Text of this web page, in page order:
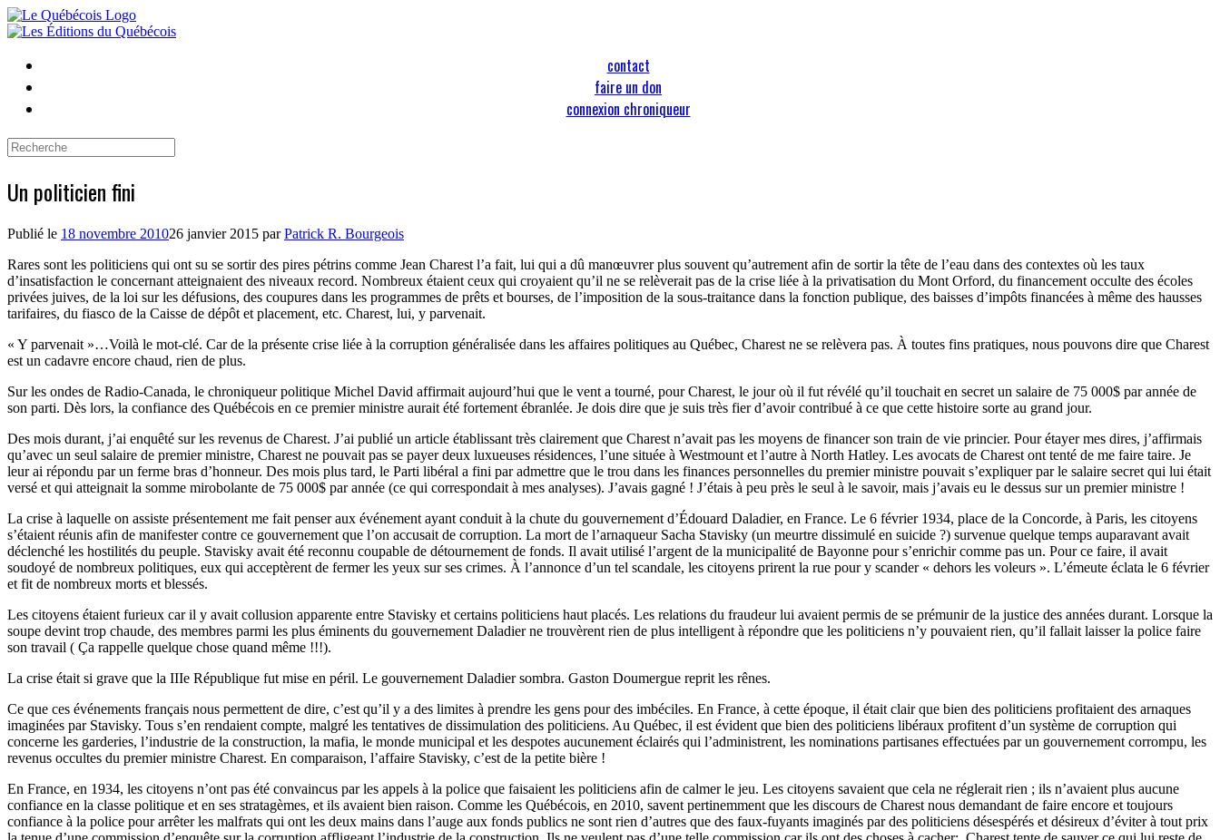
Skip
to
contact
faire un don
connexion chroniqueur
Search
Un politicien fini
Publié le 18 novembre 201026 janvier 2015 parPatrick R. Bourgeois
Rares sont les politiciens qui ont su se sortir des pires pétrins comme Jean Charest l’a fait, lui qui a dû manœuvrer plus souvent qu’autrement afin de sortir la tête de l’eau dans des contextes où les taux
d’insatisfaction le concernant atteignaient des niveaux record. Nombreux étaient ceux qui croyaient qu’il ne se relèverait pas de la crise liée à la privatisation du Mont Orford, du financement occulte des écoles
privées juives, de la loi sur les défusions, des coupures dans les programmes de prêts et bourses, de l’imposition de la sous-traitance dans la fonction publique, des baisses d’impôts financées à même des hausses
tarifaires, du fiasco de la Caisse de dépôt et placement, etc. Charest, lui, y parvenait.
« Y parvenait »…Voilà le mot-clé. Car de la présente crise liée à la corruption généralisée dans les affaires politiques au Québec, Charest ne se relèvera pas. À toutes fins pratiques, nous pouvons dire que Charest
est un cadavre encore chaud, rien de plus.
Sur les ondes de Radio-Canada, le chroniqueur politique Michel David affirmait aujourd’hui que le vent a tourné, pour Charest, le jour où il fut révélé qu’il touchait en secret un salaire de 75 000$ par année de
son parti. Dès lors, la confiance des Québécois en ce premier ministre aurait été fortement ébranlée. Je dois dire que je suis très fier d’avoir contribué à ce que cette histoire sorte au grand jour.
Des mois durant, j’ai enquêté sur les revenus de Charest. J’ai publié un article établissant très clairement que Charest n’avait pas les moyens de financer son train de vie princier. Pour étayer mes dires, j’affirmais
qu’avec un seul salaire de premier ministre, Charest ne pouvait pas se payer deux luxueuses résidences, l’une située à Westmount et l’autre à North Hatley. Les avocats de Charest ont tenté de me faire taire. Je
leur ai répondu par un ferme bras d’honneur. Des mois plus tard, le Parti libéral a fini par admettre que le trou dans les finances personnelles du premier ministre pouvait s’expliquer par le salaire secret qui lui était
versé et qui atteignait la somme mirobolante de 75 000$ par année (ce qui correspondait à mes analyses). J’avais gagné ! J’étais à peu près le seul à le savoir, mais j’avais eu le dessus sur un premier ministre !
La crise à laquelle on assiste présentement me fait penser aux événement ayant conduit à la chute du gouvernement d’Édouard Daladier, en France. Le 6 février 1934, place de la Concorde, à Paris, les citoyens
s’étaient réunis afin de manifester contre ce gouvernement que l’on accusait de corruption. La mort de l’arnaqueur Sacha Stavisky (un meurtre dissimulé en suicide ?) survenue quelque temps auparavant avait
déclenché les hostilités du peuple. Stavisky avait été reconnu coupable de détournement de fonds. Il avait utilisé l’argent de la municipalité de Bayonne pour s’enrichir comme pas un. Pour ce faire, il avait
soudoyé de nombreux politiques, eux qui acceptèrent de fermer les yeux sur ses crimes. À l’annonce d’un tel scandale, les citoyens prirent la rue pour y scander « dehors les voleurs ». L’émeute éclata le 6 février
et fit de nombreux morts et blessés.
Les citoyens étaient furieux car il y avait collusion apparente entre Stavisky et certains politiciens haut placés. Les relations du fraudeur lui avaient permis de se prémunir de la justice des années durant. Lorsque la
soupe devint trop chaude, des membres parmi les plus éminents du gouvernement Daladier ne trouvèrent rien de plus intelligent à répondre que les politiciens n’y pouvaient rien, qu’il fallait laisser la police faire
son travail ( Ça rappelle quelque chose quand même !!!).
La crise était si grave que la IIIe République fut mise en péril. Le gouvernement Daladier sombra. Gaston Doumergue reprit les rênes.
Ce que ces événements français nous permettent de dire, c’est qu’il y a des limites à prendre les gens pour des imbéciles. En France, à cette époque, il était clair que bien des politiciens profitaient des arnaques
imaginées par Stavisky. Tous s’en rendaient compte, malgré les tentatives de dissimulation des politiciens. Au Québec, il est évident que bien des politiciens libéraux profitent d’un système de corruption qui
concerne les garderies, l’industrie de la construction, la mafia, le monde municipal et les despotes aucunement éclairés qui l’administrent, les nominations partisanes effectuées par un gouvernement corrompu, les
revenus occultes du premier ministre Charest. En comparaison, l’affaire Stavisky, c’est de la petite bière !
En France, en 1934, les citoyens n’ont pas été convaincus par les appels à la police que faisaient les politiciens afin de calmer le jeu. Les citoyens savaient que cela ne réglerait rien ; ils n’avaient plus aucune
confiance en la classe politique et en ses stratagèmes, et ils avaient bien raison. Comme les Québécois, en 2010, savent pertinemment que les discours de Charest nous demandant de faire encore et toujours
confiance à la police pour arrêter les malfrats qui ont les deux mains dans l’auge aux fonds publics ne sont rien d’autres que des faux-fuyants imaginés par des politiciens désespérés et désireux d’éviter à tout prix